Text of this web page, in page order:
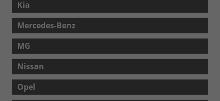
Kia
Mercedes-Benz
MG
Nissan
Opel